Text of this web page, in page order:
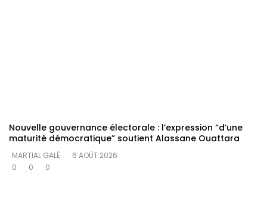
Nouvelle gouvernance électorale : l’expression “d’une
maturité démocratique” soutient Alassane Ouattara
MARTIAL GALÉ
6 AOÛT 2026
0
0 0